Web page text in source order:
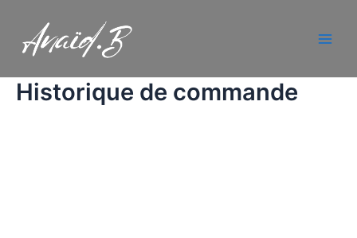
contenu
Historique de commande